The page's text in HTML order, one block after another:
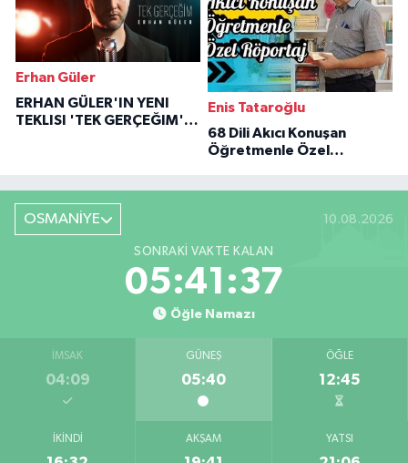
Erhan Güler
ERHAN GÜLER'IN YENI
TEKLISI 'TEK GERÇEĞIM'LE
Enis Tataroğlu
68 Dili Akıcı Konuşan
Öğretmenle Özel
OSMANİYE 10.08.2026
SONRAKI VAKTE KALAN
05:41:36
Öğle Namazı
İMSAK
04:09
GÜNEŞ
05:40
ÖĞLE
12:45
İKINDI AKŞAM YATSI